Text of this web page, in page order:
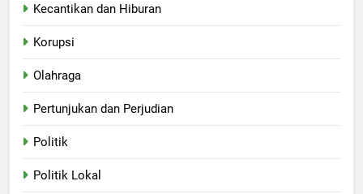
Kecantikan dan Hiburan
Korupsi
Olahraga
Pertunjukan dan Perjudian
Politik
Politik Lokal